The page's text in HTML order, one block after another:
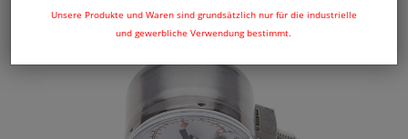
Unsere Produkte und Waren sind grundsätzlich nur für die industrielle
und gewerbliche Verwendung bestimmt.